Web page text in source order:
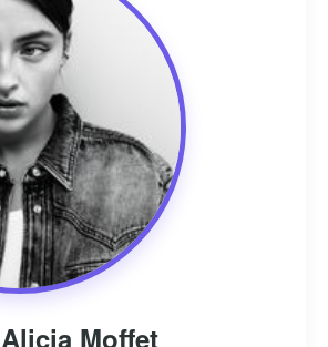
Alicia Moffet